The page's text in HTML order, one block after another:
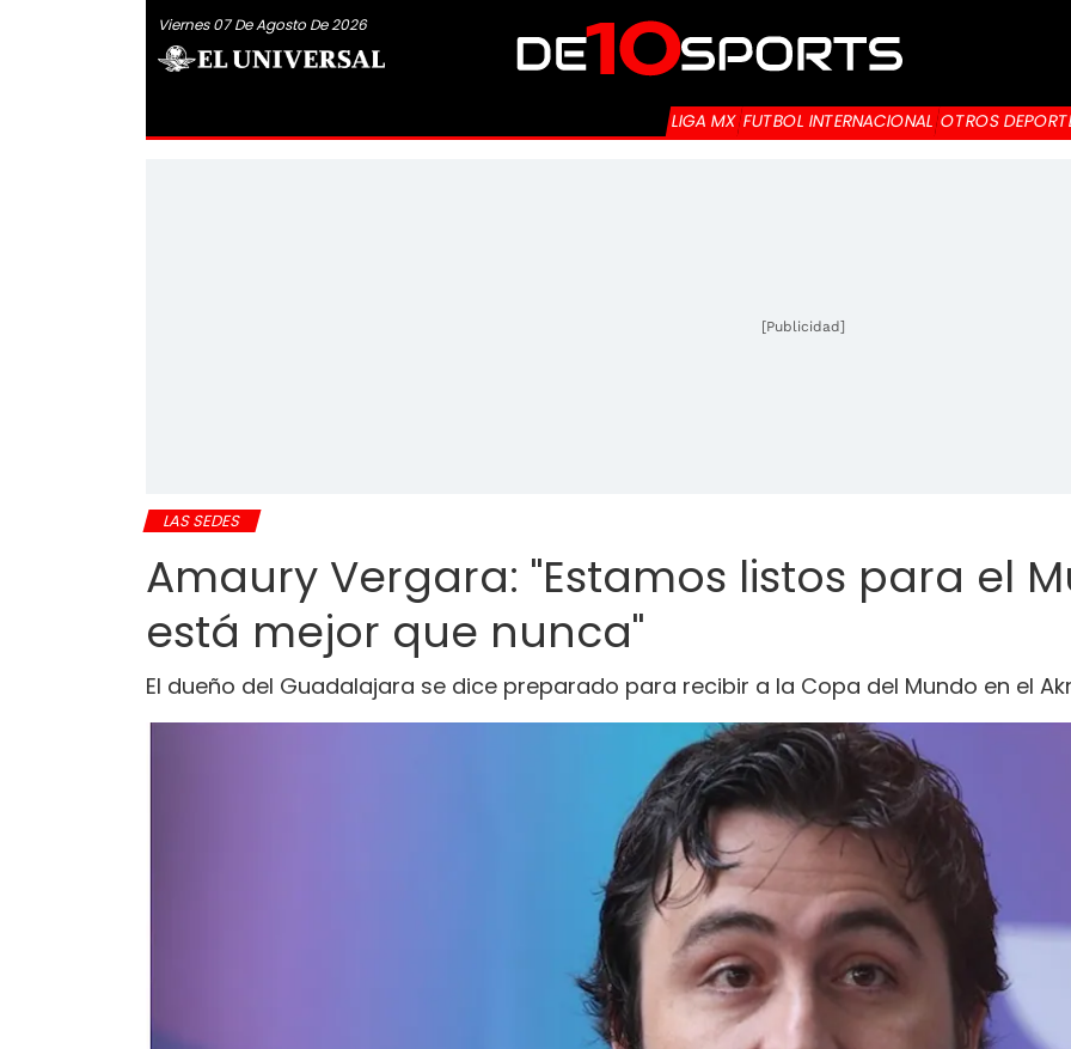
Viernes 07 De Agosto De 2026
LIGA MX FUTBOL INTERNACIONAL OTROS
[Publicidad]
LAS SEDES
Amaury Vergara: "Estamos listos para el
está mejor que nunca"
El dueño del Guadalajara se dice preparado para recibir a la Copa del Mundo en el